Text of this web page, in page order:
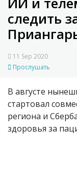
следить
11 Sep 2020
Прослушать
В августе
стартовал
региона и
здоровья за